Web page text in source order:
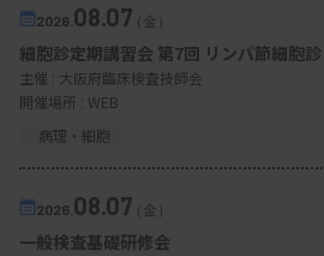
2026. 08.07（金）
細胞診定期講習会 第7回 リンパ節細胞診
主催 : 大阪府臨床検査技師会
開催場所 : WEB
病理・細胞
2026. 08.07（金）
一般検査基礎研修会